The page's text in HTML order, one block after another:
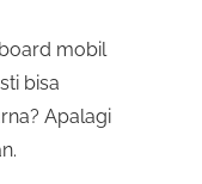
mobil
bisa
Apalagi